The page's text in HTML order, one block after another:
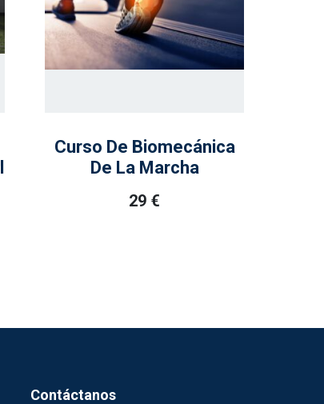
Curso De Biomecánica
De La Marcha
29 €
Contáctanos